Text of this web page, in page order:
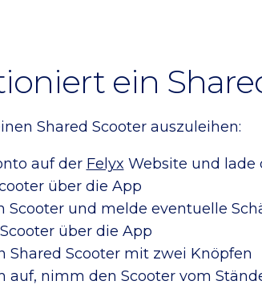
ein
Shared Scooter auszuleihen:
auf der Felyx Website und lade
über die App
Scooter und melde eventuelle
über die App
Shared Scooter mit zwei Knöpfen
auf, nimm den Scooter vom